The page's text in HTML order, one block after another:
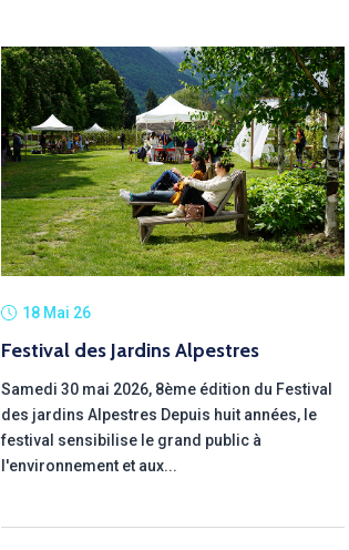
18 Mai 26
Festival des Jardins Alpestres
Samedi 30 mai 2026, 8ème édition du Festival
des jardins Alpestres Depuis huit années, le
festival sensibilise le grand public à
l'environnement et aux...